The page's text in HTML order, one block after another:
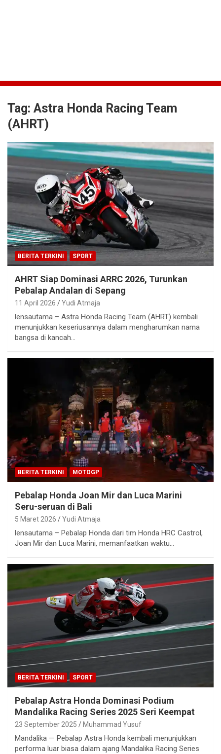
Tag: Astra Honda Racing Team
(AHRT)
BERITA TERKINI SPORT
AHRT Siap Dominasi ARRC 2026, Turunkan
Pebalap Andalan di Sepang
11 April 2026 Yudi Atmaja
lensautama – Astra Honda Racing Team (AHRT) kembali
menunjukkan keseriusannya dalam mengharumkan nama
bangsa di kancah…
BERITA TERKINI MOTOGP
Pebalap Honda Joan Mir dan Luca Marini
Seru-seruan di Bali
5 Maret 2026 Yudi Atmaja
lensautama – Pebalap Honda dari tim Honda HRC Castrol,
Joan Mir dan Luca Marini, memanfaatkan waktu…
BERITA TERKINI SPORT
Pebalap Astra Honda Dominasi Podium
Mandalika Racing Series 2025 Seri Keempat
23 September 2025 Muhammad Yusuf
Mandalika — Pebalap Astra Honda kembali menunjukkan
performa luar biasa dalam ajang Mandalika Racing Series